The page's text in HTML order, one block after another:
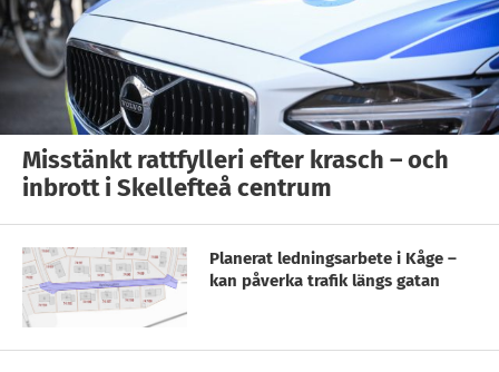
Misstänkt rattfylleri efter krasch – och
inbrott i Skellefteå centrum
Planerat ledningsarbete i Kåge –
kan påverka trafik längs gatan